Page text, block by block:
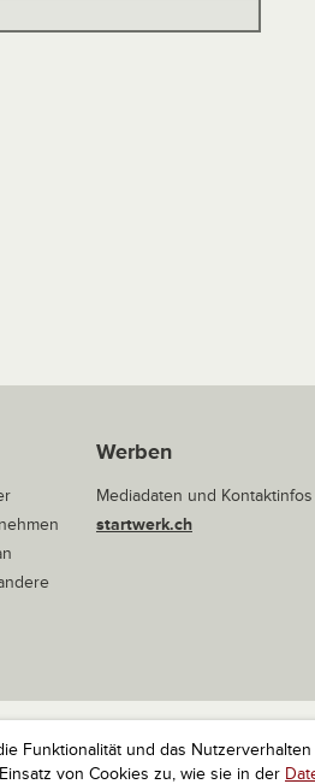
Funktionalität und das
von Cookies zu, wie sie in der
Werben
Mediadaten und
startwerk.ch
Startups. Alle Rechte vorbehalten.